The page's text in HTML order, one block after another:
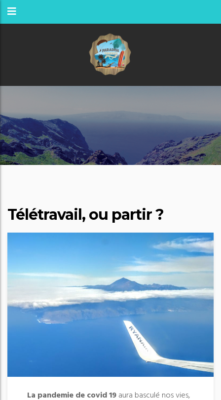
Télétravail, ou partir ?
La pandemie de covid 19aura basculé nos vies,